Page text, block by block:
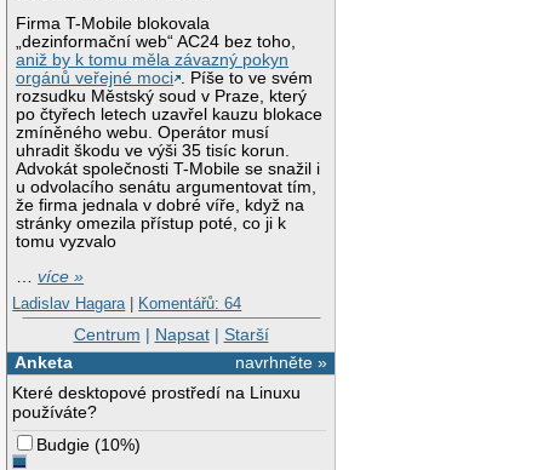
Firma T-Mobile blokovala
„dezinformační web“ AC24 bez toho,
aniž by k tomu měla závazný pokyn
orgánů veřejné moci . Píše to ve svém
rozsudku Městský soud v Praze, který
po čtyřech letech uzavřel kauzu blokace
zmíněného webu. Operátor musí
uhradit škodu ve výši 35 tisíc korun.
Advokát společnosti T-Mobile se snažil i
u odvolacího senátu argumentovat tím,
že firma jednala v dobré víře, když na
stránky omezila přístup poté, co ji k
tomu vyzvalo
…více »
Ladislav Hagara | Komentářů: 64
Centrum | Napsat| Starší
navrhněte »
Anketa
Které desktopové prostředí na Linuxu
používáte?
Budgie (10%)